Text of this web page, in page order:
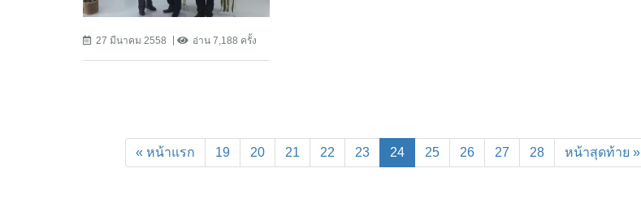
27 มีนาคม 2558 อ่าน 7,188 ครั้ง
« หน้าแรก 19 20 21 22 23 24(current)
25 26 27 28 หน้าสุดท้าย »